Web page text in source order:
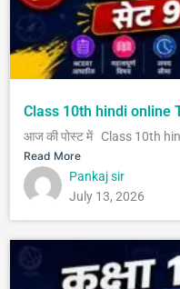
Class 10th hindi online
आज की पोस्ट में Class 10th
Read More
Pankaj sir
July 13, 2026